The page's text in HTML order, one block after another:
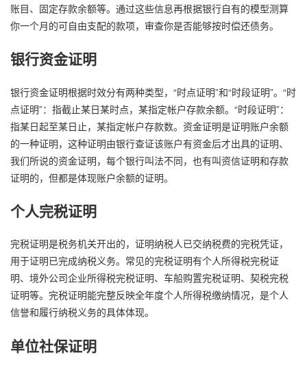
账目、固定存款余额等。通过这些信息再根据银行自有的模型测算
你一个月的可自由支配的款项，审查你是否能够按时偿还债务。
银行资金证明
银行资金证明根据时效分有两种类型，“时点证明”和“时段证明”。“时
点证明”：指截止某日某时点，某指定帐户存款余额。“时段证明”：
指某日起至某日止，某指定帐户存款数。资金证明是证明账户余额
的一种证明，这种证明由银行查证该账户有资金后才出具的证明、
我们所说的资金证明，每个银行叫法不同，也有叫资信证明和存款
证明的，但都是体现账户余额的证明。
个人完税证明
完税证明是税务机关开出的，证明纳税人已交纳税费的完税凭证，
用于证明已完成纳税义务。常见的完税证明有个人所得税完税证
明、境外公司企业所得税完税证明、车船购置完税证明、契税完税
证明等。完税证明能完整反映全年度个人所得税缴纳情况，是个人
信誉和履行纳税义务的具体体现。
单位社保证明